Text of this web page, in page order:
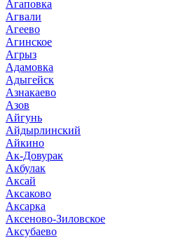
Агаповка
Агвали
Агеево
Агинское
Агрыз
Адамовка
Адыгейск
Азнакаево
Азов
Айгунь
Айдырлинский
Айкино
Ак-Довурак
Акбулак
Аксай
Аксаково
Аксарка
Аксеново-Зиловское
Аксубаево